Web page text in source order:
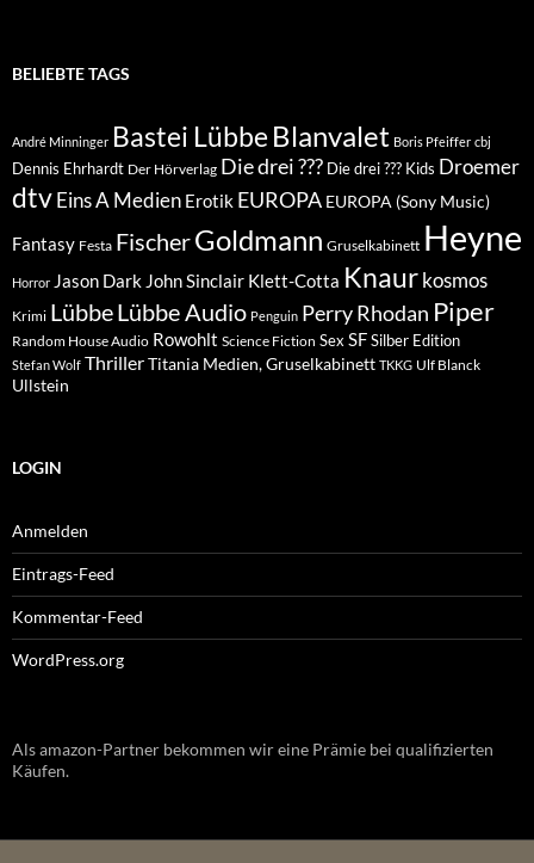
BELIEBTE TAGS
André Minninger Bastei Lübbe Blanvalet Boris Pfeiffer cbj
Dennis Ehrhardt Der Hörverlag Die drei ??? Die drei ??? Kids Droemer
dtvEins A Medien Erotik EUROPA EUROPA (Sony Music)
Fantasy Festa FischerGoldmann Gruselkabinett Heyne
Horror Jason Dark John Sinclair Klett-Cotta Knaur kosmos
Krimi LübbeLübbe Audio Penguin Perry Rhodan Piper
Random House Audio Rowohlt Science Fiction Sex SFSilber Edition
Stefan Wolf ThrillerTitania Medien, Gruselkabinett TKKG Ulf Blanck
Ullstein
LOGIN
Anmelden
Eintrags-Feed
Kommentar-Feed
WordPress.org
Als amazon-Partner bekommen wir eine Prämie bei qualifizierten
Käufen.